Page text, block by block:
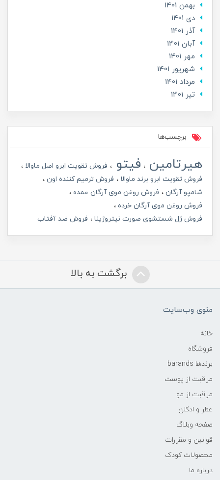
بهمن 1401
دی 1401
آذر 1401
آبان 1401
مهر 1401
شهریور 1401
مرداد 1401
تير 1401
برچسب‌ها
هیرتامین فیتو
فروش تقویت ابرو اصل ماوالا
فروش تقویت ابرو برند ماوالا
فروش ترمیم کننده اون
شامپو آرگان
فروش روغن موی آرگان عمده
فروش روغن موی آرگان خرده
فروش ژل شستشوی صورت نیتروژینا
فروش ضد آفتاب
برگشت به بالا
منوی وب‌سایت
خانه
فروشگاه
برندها barands
مراقبت از پوست
مراقبت از مو
عطر و ادکلن
صفحه وبلاگ
قوانین و مقررات
محصولات کودک
درباره ما